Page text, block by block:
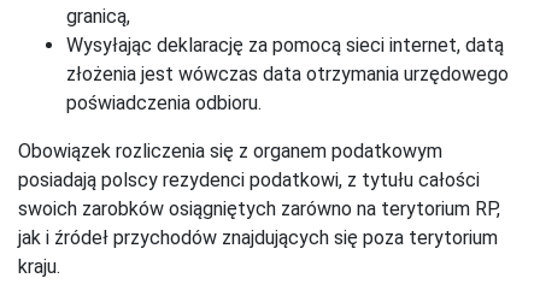
granicą,
Wysyłając deklarację za pomocą sieci internet, datą
złożenia jest wówczas data otrzymania urzędowego
poświadczenia odbioru.
Obowiązek rozliczenia się z organem podatkowym
posiadają polscy rezydenci podatkowi, z tytułu całości
swoich zarobków osiągniętych zarówno na terytorium RP,
jak i źródeł przychodów znajdujących się poza terytorium
kraju.